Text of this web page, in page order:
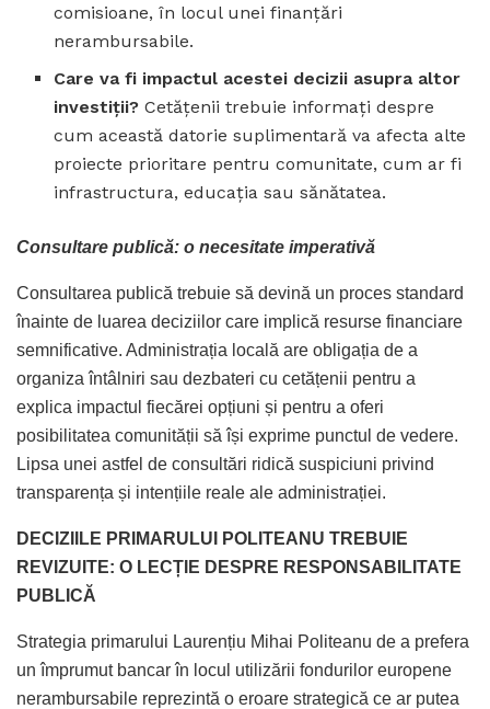
comisioane, în locul unei finanțări
nerambursabile.
Care va fi impactul acestei decizii asupra altor
investiții? Cetățenii trebuie informați despre
cum această datorie suplimentară va afecta alte
proiecte prioritare pentru comunitate, cum ar fi
infrastructura, educația sau sănătatea.
Consultare publică: o necesitate imperativă
Consultarea publică trebuie să devină un proces standard
înainte de luarea deciziilor care implică resurse financiare
semnificative. Administrația locală are obligația de a
organiza întâlniri sau dezbateri cu cetățenii pentru a
explica impactul fiecărei opțiuni și pentru a oferi
posibilitatea comunității să își exprime punctul de vedere.
Lipsa unei astfel de consultări ridică suspiciuni privind
transparența și intențiile reale ale administrației.
DECIZIILE PRIMARULUI POLITEANU TREBUIE
REVIZUITE: O LECȚIE DESPRE RESPONSABILITATE
PUBLICĂ
Strategia primarului Laurențiu Mihai Politeanu de a prefera
un împrumut bancar în locul utilizării fondurilor europene
nerambursabile reprezintă o eroare strategică ce ar putea